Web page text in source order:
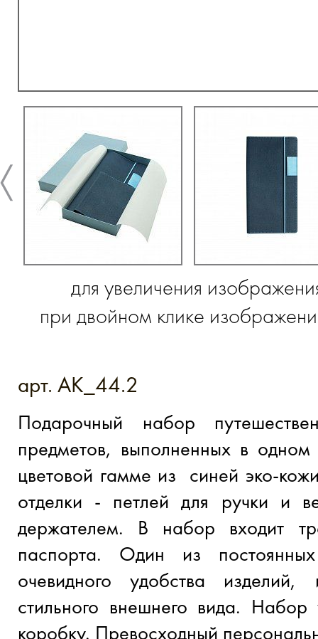
для увеличения
при двойном клике
арт. AK_44.2
Подарочный набор
предметов, выполненных в
цветовой гамме из синей эко-
отделки - петлей для ручки и
держателем. В набор входит
паспорта. Один из
очевидного удобства
стильного внешнего вида.
коробку. Превосходный